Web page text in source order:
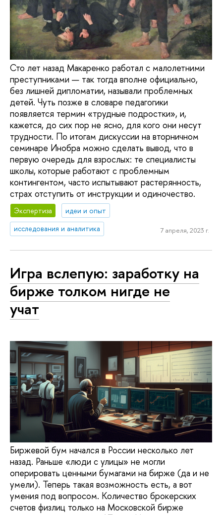
Сто лет назад Макаренко работал с малолетними
преступниками — так тогда вполне официально,
без лишней дипломатии, называли проблемных
детей. Чуть позже в словаре педагогики
появляется термин «трудные подростки», и,
кажется, до сих пор не ясно, для кого они несут
трудности. По итогам дискуссии на вторничном
семинаре Инобра можно сделать вывод, что в
первую очередь для взрослых: те специалисты
школы, которые работают с проблемным
контингентом, часто испытывают растерянность,
страх отступить от инструкции и одиночество.
Экспертиза
идеи и опыт
исследования и аналитика
7 апреля, 2023 г.
Игра вслепую: заработку на
бирже толком нигде не
учат
Биржевой бум начался в России несколько лет
назад. Раньше «люди с улицы» не могли
оперировать ценными бумагами на бирже (да и не
умели). Теперь такая возможность есть, а вот
умения под вопросом. Количество брокерских
счетов физлиц только на Московской бирже